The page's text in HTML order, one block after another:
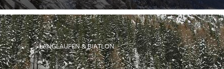
LANGLAUFEN & BIATLON